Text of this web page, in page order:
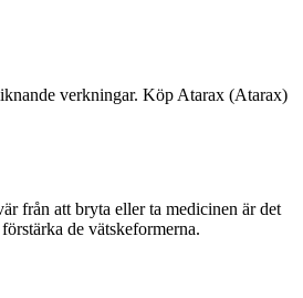
verkningar. Köp Atarax (Atarax)
från att bryta eller ta medicinen är det
de vätskeformerna.